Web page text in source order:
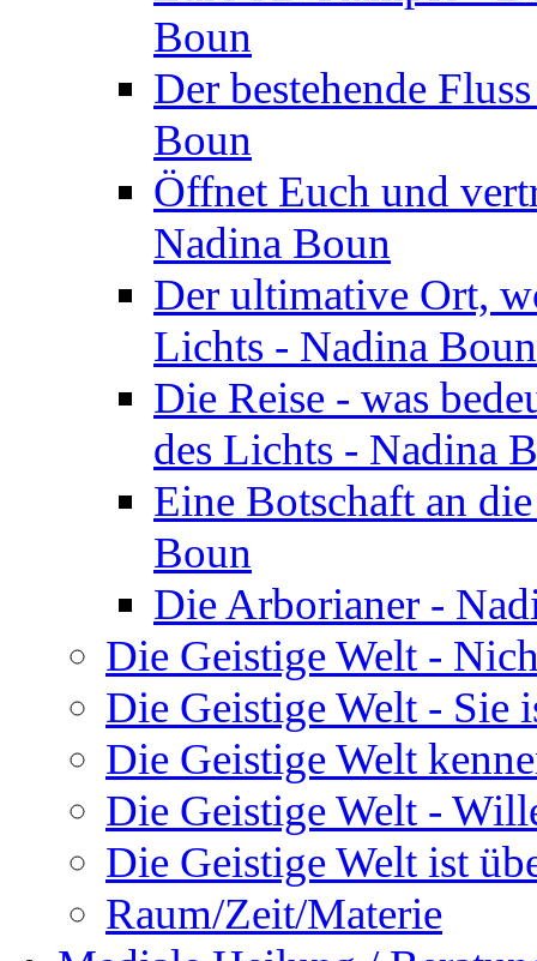
Boun
Der bestehende
Boun
Öffnet Euch und
Nadina Boun
Der ultimative Ort,
Lichts - Nadina Boun
Die Reise - was
des Lichts - Nadina
Eine Botschaft an
Boun
Die Arborianer -
Die Geistige Welt -
Die Geistige Welt - Sie
Die Geistige Welt
Die Geistige Welt -
Die Geistige Welt ist
Raum/Zeit/Materie